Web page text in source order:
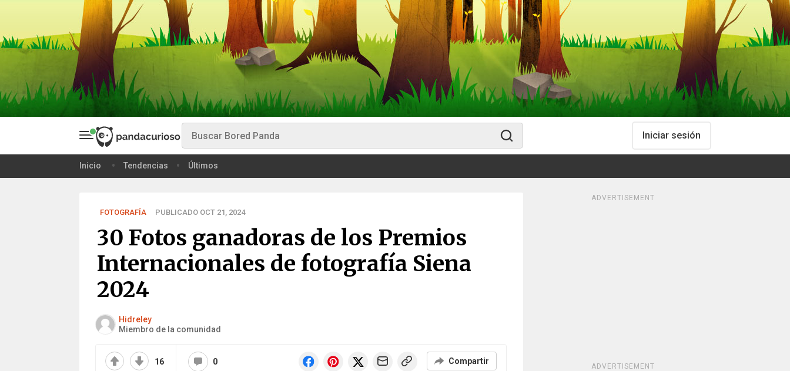
Iniciar sesión
Inicio Tendencias Últimos
FOTOGRAFÍA PUBLICADO OCT 21, 2024
30 Fotos ganadoras de los Premios
Internacionales de fotografía Siena
2024
Hidreley
Miembro de la comunidad
16 0 Compartir
ADVERTISEMENT
ADVERTISEMENT